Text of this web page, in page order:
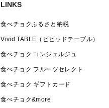
LINKS
食べチョクふるさと納税
Vivid TABLE（ビビッドテーブル）
食べチョク コンシェルジュ
食べチョク フルーツセレクト
食べチョク ギフトカード
食べチョク&more